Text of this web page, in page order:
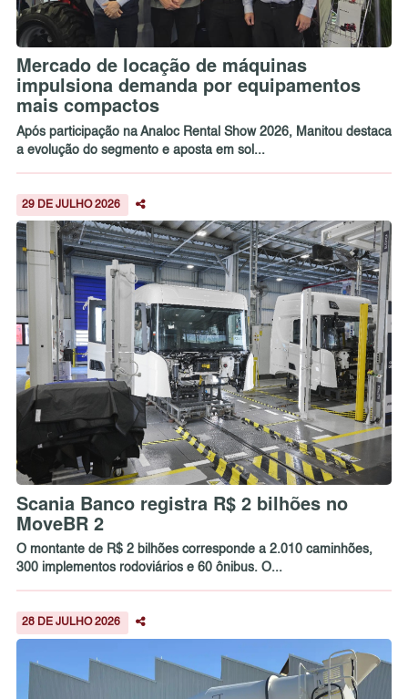
Mercado de locação de máquinas
impulsiona demanda por equipamentos
mais compactos
Após participação na Analoc Rental Show 2026, Manitou destaca
a evolução do segmento e aposta em sol...
29 DE JULHO 2026
Scania Banco registra R$ 2 bilhões no
MoveBR 2
O montante de R$ 2 bilhões corresponde a 2.010 caminhões,
300 implementos rodoviários e 60 ônibus. O...
28 DE JULHO 2026